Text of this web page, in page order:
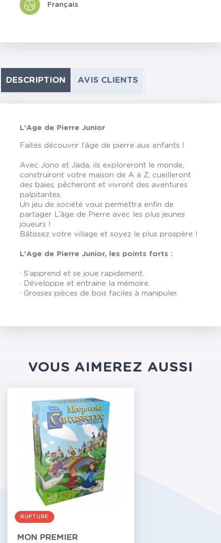
Français
DESCRIPTION AVIS CLIENTS
L'Age de Pierre Junior
Faites découvrir l’âge de pierre aux enfants !
Avec Jono et Jada, ils exploreront le monde,
construiront votre maison de A à Z, cueilleront
des baies, pêcheront et vivront des aventures
palpitantes.
Un jeu de société vous permettra enfin de
partager L’âge de Pierre avec les plus jeunes
joueurs !
Bâtissez votre village et soyez le plus prospère !
L'Age de Pierre Junior, les points forts :
· S’apprend et se joue rapidement.
· Développe et entraine la mémoire.
· Grosses pièces de bois faciles à manipuler.
VOUS AIMEREZ AUSSI
RUPTURE
MON PREMIER